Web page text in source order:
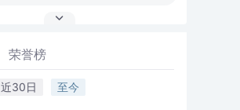
荣誉榜
近30日 至今